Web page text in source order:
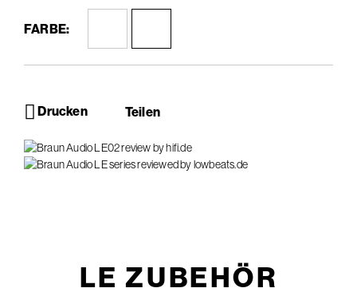
FARBE:
Drucken Teilen
LE ZUBEHÖR